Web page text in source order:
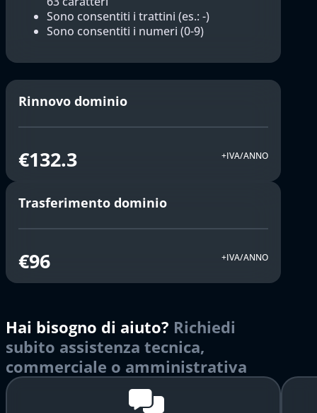
Sono consentiti i trattini (es.: -)
Sono consentiti i numeri (0-9)
Rinnovo dominio
€132.3 +IVA/ANNO
Trasferimento dominio
€96 +IVA/ANNO
Hai bisogno di aiuto? Richiedi
subito assistenza tecnica,
commerciale o amministrativa